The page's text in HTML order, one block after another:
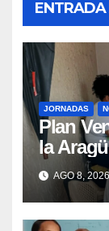
JORNADAS
Plan
la
Aragua
AGO 8, 2026